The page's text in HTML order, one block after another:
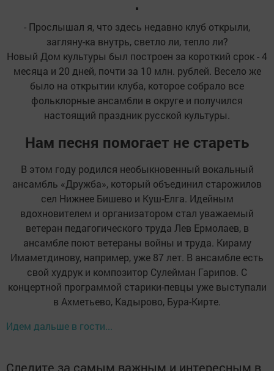
- Прослышал я, что здесь недавно клуб открыли,
загляну-ка внутрь, светло ли, тепло ли?
Новый Дом культуры был построен за короткий срок - 4
месяца и 20 дней, почти за 10 млн. рублей. Весело же
было на открытии клуба, которое собрало все
фольклорные ансамбли в округе и получился
настоящий праздник русской культуры.
Нам песня помогает не стареть
В этом году родился необыкновенный вокальный
ансамбль «Дружба», который объединил старожилов
сел Нижнее Бишево и Куш-Елга. Идейным
вдохновителем и организатором стал уважаемый
ветеран педагогического труда Лев Ермолаев, в
ансамбле поют ветераны войны и труда. Кираму
Имаметдинову, например, уже 87 лет. В ансамбле есть
свой худрук и композитор Сулейман Гарипов. С
концертной программой старики-певцы уже выступали
в Ахметьево, Кадырово, Бура-Кирте.
Идем дальше в гости...
Следите за самым важным и интересным в